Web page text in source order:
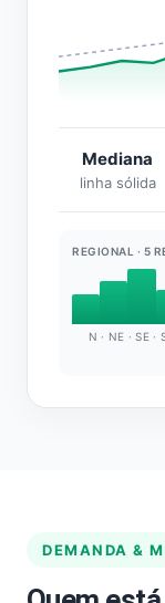
Mediana
linha sólida
REGIONAL · 5
N · NE · SE ·
DEMANDA &